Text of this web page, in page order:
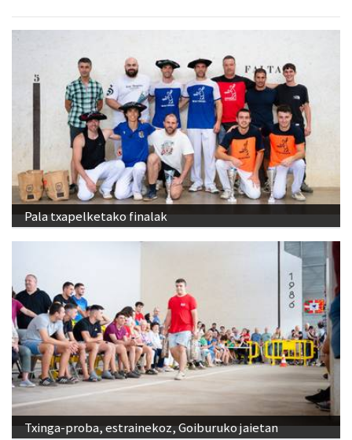
Pala txapelketako finalak
Txinga-proba, estrainekoz, Goiburuko jaietan